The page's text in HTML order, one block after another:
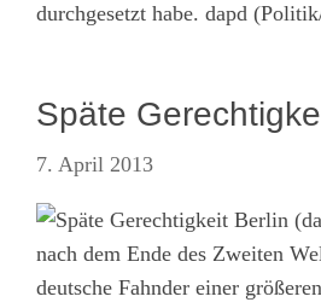
durchgesetzt habe. dapd
Späte
7. April 2013
Berlin
nach dem Ende des Zweiten
deutsche Fahnder einer